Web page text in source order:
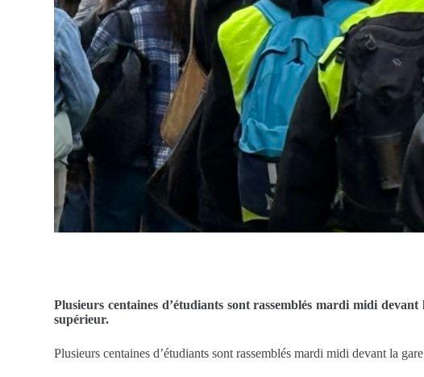
Plusieurs centaines d’étudiants sont rassemblés mardi midi
supérieur.
Plusieurs centaines d’étudiants sont rassemblés mardi midi devant la